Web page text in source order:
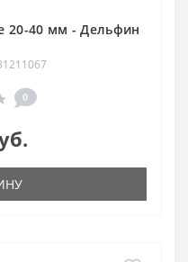
20-40 мм - Дельфин
0